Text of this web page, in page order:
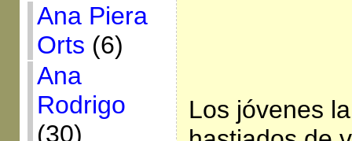
Ana Piera
Orts (6)
Ana
Rodrigo
(30)
Los jóvenes